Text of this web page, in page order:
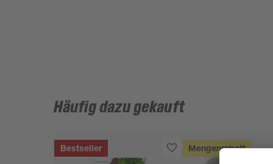
Häufig dazu gekauft
Bestseller Mengenrabatt